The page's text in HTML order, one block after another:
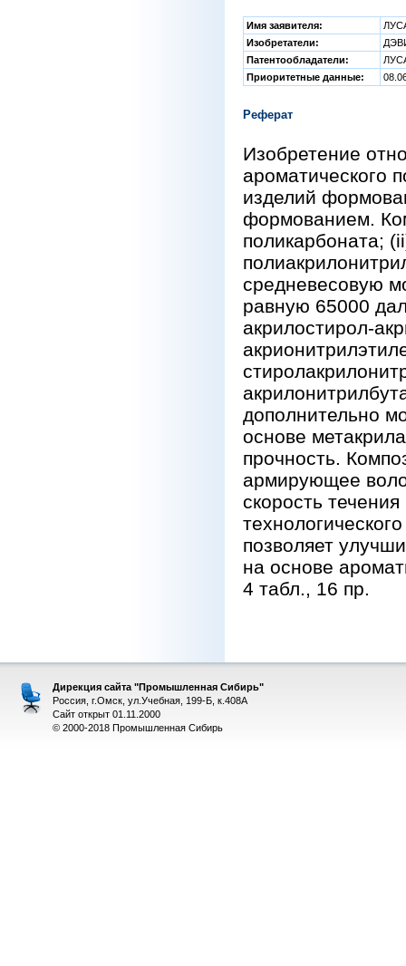
Имя заявителя:
Изобретатели:
Патентообладатели:
Приоритетные данные:
Реферат
Изобретение
ароматического
изделий
формованием.
поликарбоната;
средневесовую
равную 65000
акрилостирол-
дополнительно
основе
прочность.
армирующее
скорость
позволяет
на основе
4 табл., 16 пр.
Дирекция сайта "Промышленная Сибирь"
Россия, г.Омск, ул.Учебная, 199-Б, к.408А
Сайт открыт 01.11.2000
© 2000-2018 Промышленная Сибирь